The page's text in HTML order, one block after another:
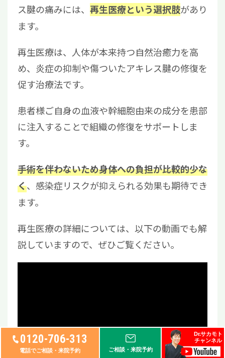
0120-706-313
電話でご相談・来院予約 ご相談・来院予約
Dr.サカモト
チャンネル
ス腱の痛みには、 再生医療という選択肢があり
ます。
再生医療は、人体が本来持つ自然治癒力を高
め、炎症の抑制や傷ついたアキレス腱の修復を
促す治療法です。
患者様ご自身の血液や幹細胞由来の成分を患部
に注入することで組織の修復をサポートしま
す。
手術を伴わないため身体への負担が比較的少な
く、感染症リスクが抑えられる効果も期待でき
ます。
再生医療の詳細については、以下の動画でも解
説していますので、ぜひご覧ください。